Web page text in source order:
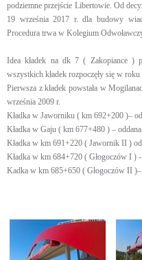
podziemne przejście Libertowie. Od
19 września 2017 r. dla budowy
Procedura trwa w Kolegium
Idea kładek na dk 7 ( Zakopiance )
wszystkich kładek rozpoczęły się w
Pierwsza z kładek powstała w
września 2009 r.
Kładka w Jaworniku ( km 692+200 )–
Kładka w Gaju ( km 677+480 ) –
Kładka w km 691+220 ( Jawornik II )
Kładka w km 684+720 ( Głogoczów I )
Kadka w km 685+650 ( Głogoczów II